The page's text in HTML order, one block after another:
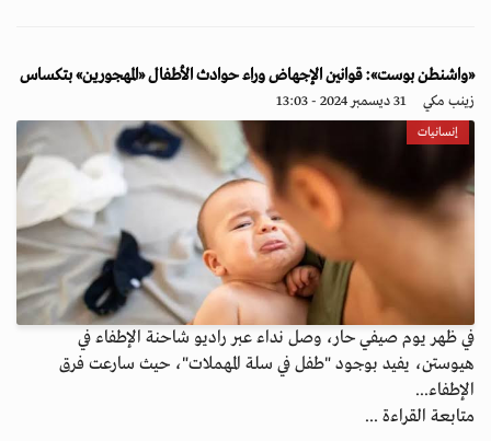
«واشنطن بوست»: قوانين الإجهاض وراء حوادث الأطفال «المهجورين» بتكساس
زينب مكي 31 ديسمبر 2024 - 13:03
إنسانيات
في ظهر يوم صيفي حار، وصل نداء عبر راديو شاحنة الإطفاء في
هيوستن، يفيد بوجود "طفل في سلة المهملات"، حيث سارعت فرق
الإطفاء...
متابعة القراءة ...